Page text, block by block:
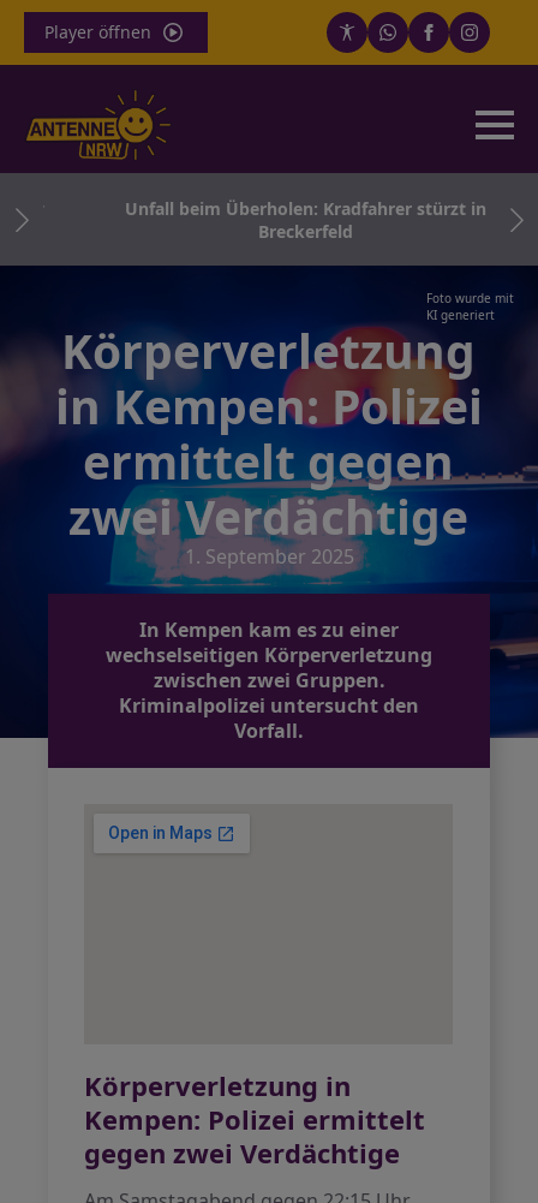
Player öffnen
Unfall beim Überholen: Kradfahrer stürzt in
Breckerfeld
Foto wurde mit
KI generiert
Körperverletzung
in Kempen: Polizei
ermittelt gegen
zwei Verdächtige
1. September 2025
In Kempen kam es zu einer
wechselseitigen Körperverletzung
zwischen zwei Gruppen.
Kriminalpolizei untersucht den
Vorfall.
Körperverletzung in
Kempen: Polizei ermittelt
gegen zwei Verdächtige